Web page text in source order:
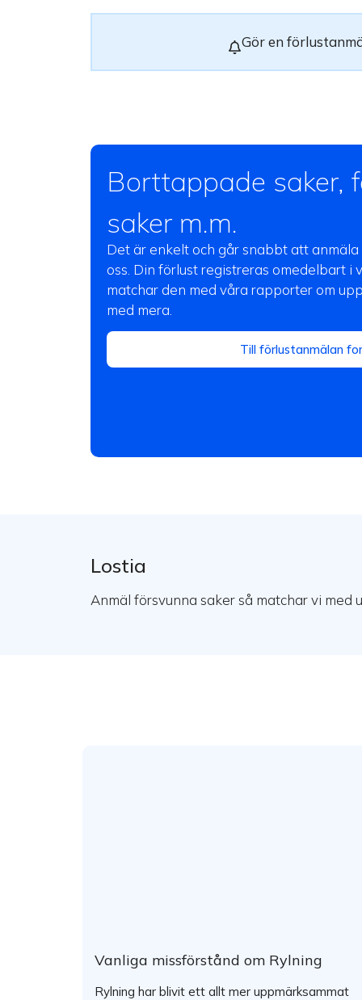
Gör en
Borttappade saker,
saker m.m.
Det är enkelt och går snabbt att
oss. Din förlust registreras omedelbart i
matchar den med våra rapporter om
med mera.
Till förlustanmälan
Lostia
Anmäl försvunna saker så matchar vi med
Vanliga missförstånd om Rylning
Rylning har blivit ett allt mer uppmärksammat